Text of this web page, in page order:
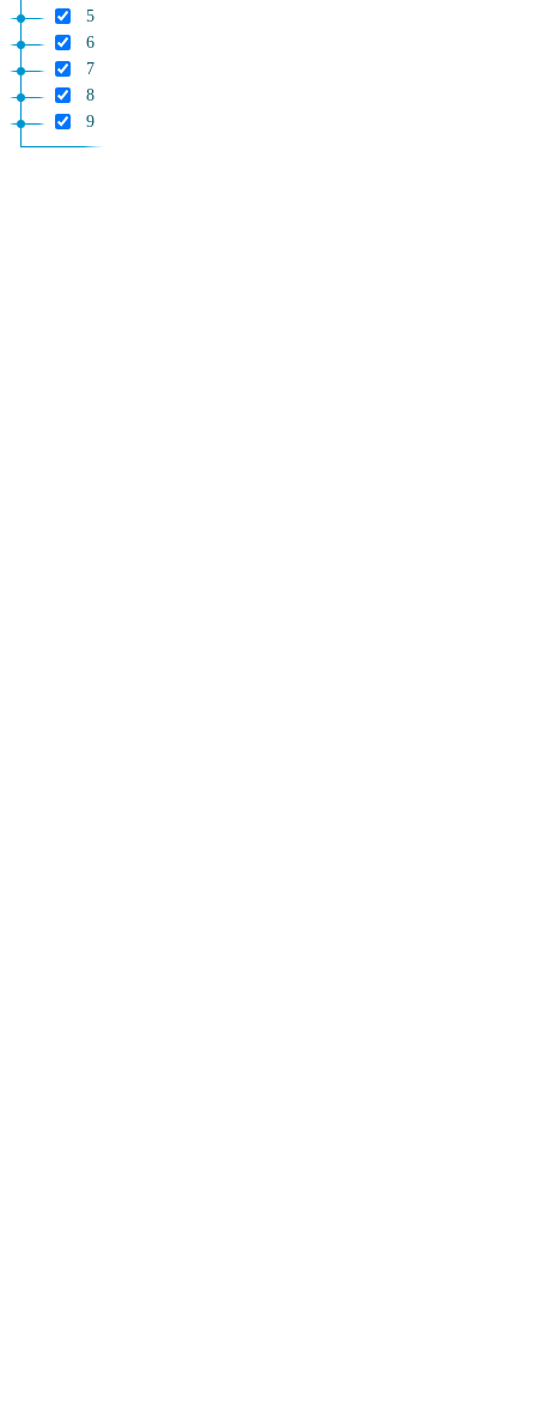
5
6
7
8
9